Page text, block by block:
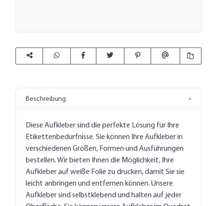
Beschreibung
Diese Aufkleber sind die perfekte Lösung für Ihre
Etikettenbedürfnisse. Sie können Ihre Aufkleber in
verschiedenen Größen, Formen und Ausführungen
bestellen. Wir bieten Ihnen die Möglichkeit, Ihre
Aufkleber auf weiße Folie zu drucken, damit Sie sie
leicht anbringen und entfernen können. Unsere
Aufkleber sind selbstklebend und halten auf jeder